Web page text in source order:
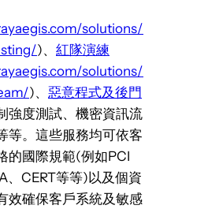
solutions/
)、 紅隊演練
solutions/
)、 惡意程式及後門
強度測試、機密資訊流
等。這些服務均可依客
的國際規範(例如PCI
、CERT等等)以及個資
效確保客戶系統及敏感